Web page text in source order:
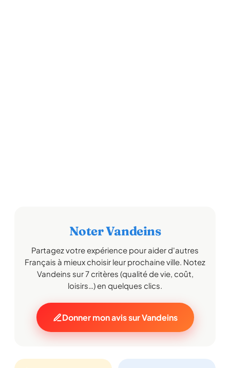
Noter Vandeins
Partagez votre expérience pour aider d'autres
Français à mieux choisir leur prochaine ville. Notez
Vandeins sur 7 critères (qualité de vie, coût,
loisirs…) en quelques clics.
Donner mon avis sur Vandeins